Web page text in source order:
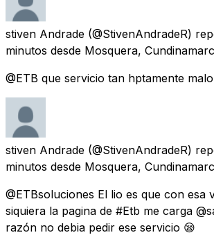
stiven Andrade (@StivenAndradeR)
minutos desde Mosquera,
@ETB que servicio tan hptamente malo
stiven Andrade (@StivenAndradeR)
minutos desde Mosquera,
@ETBsoluciones El lio es que con esa
siquiera la pagina de #Etb me carga
razón no debia pedir ese servicio 😪